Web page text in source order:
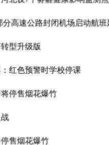
分高速公路封闭机场启动航
型升级版
红色预警时学校停课
停售烟花爆竹
售烟花爆竹